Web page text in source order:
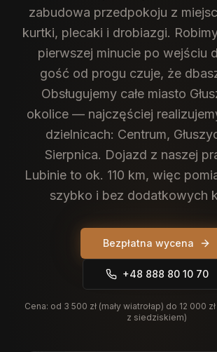
zabudowa przedpokoju z
kurtki, plecaki i drobiazgi.
pierwszej minucie po wejściu
gość od progu czuje, że
Obsługujemy całe miasto
okolice — najczęściej
dzielnicach: Centrum,
Sierpnica. Dojazd z naszej
Lubinie to ok. 110 km, więc
szybko i bez dodatkowych
Bezpłatna wycena
+48 888 80 10 70
Cena: od 3 500 zł (mały wiatrołap) do 12 000
z siedziskiem)